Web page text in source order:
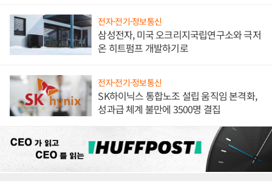
전자·전기·정보통신
삼성전자, 미국 오크리지국립연구소와 극저
온 히트펌프 개발하기로
전자·전기·정보통신
SK하이닉스 통합노조 설립 움직임 본격화,
성과급 체계 불만에 3500명 결집